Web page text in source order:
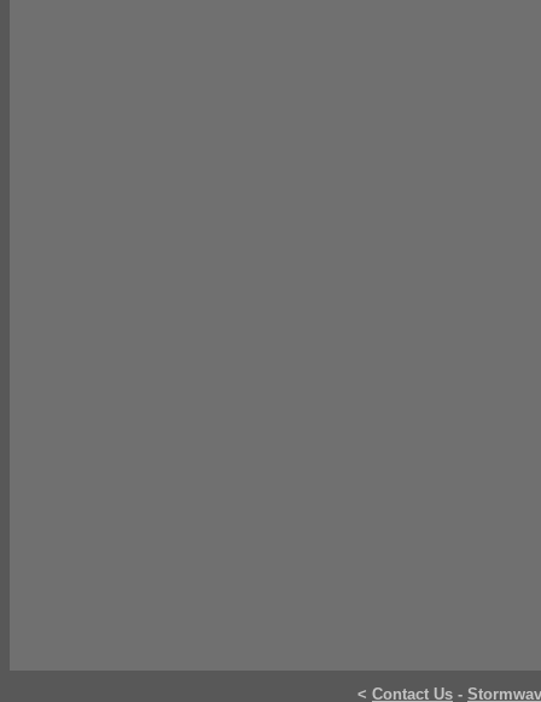
< Contact Us -